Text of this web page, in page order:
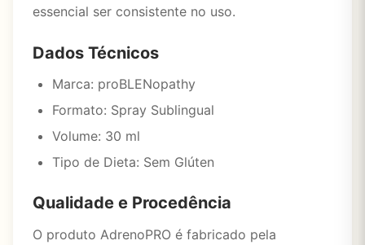
essencial ser consistente no uso.
Dados Técnicos
Marca: proBLENopathy
Formato: Spray Sublingual
Volume: 30 ml
Tipo de Dieta: Sem Glúten
Qualidade e Procedência
O produto AdrenoPRO é fabricado pela